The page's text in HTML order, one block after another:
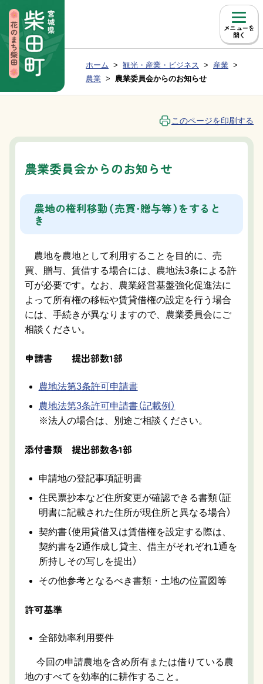
メニュー
Group NAV BreadCrumb
現在位置：
ホーム 観光・産業・ビジネス
産業
農業
農業委員会からのお知らせ
このページを印刷する
農業委員会からのお知らせ
農地の権利移動（売買・贈与等）をすると
き
農地を農地として利用することを目的に、売
買、贈与、賃借する場合には、農地法3条による許
可が必要です。なお、農業経営基盤強化促進法に
よって所有権の移転や賃貸借権の設定を行う場合
には、手続きが異なりますので、農業委員会にご
相談ください。
申請書 提出部数1部
農地法第3条許可申請書
農地法第3条許可申請書（記載例）
※法人の場合は、別途ご相談ください。
添付書類 提出部数各1部
申請地の登記事項証明書
住民票抄本など住所変更が確認できる書類（証
明書に記載された住所が現住所と異なる場合）
契約書（使用貸借又は賃借権を設定する際は、
契約書を2通作成し貸主、借主がそれぞれ1通を
所持しその写しを提出）
その他参考となるべき書類・土地の位置図等
許可基準
全部効率利用要件
今回の申請農地を含め所有または借りている農
地のすべてを効率的に耕作すること。